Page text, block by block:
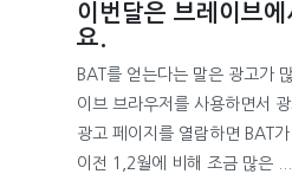
이번달은 브레이브
요.
BAT를 얻는다는 말은 광고가
이브 브라우저를 사용하면서
광고 페이지를 열람하면 BAT
이전 1,2월에 비해 조금 많은 ...